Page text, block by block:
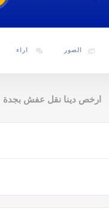
الصور اراء
ارخص دينا نقل عفش بجدة